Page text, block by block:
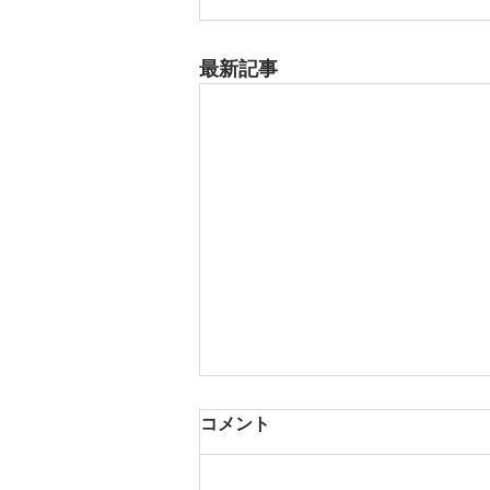
最新記事
8月17日 大府市
夏用ふとんレンタルご予約いただ
コメント